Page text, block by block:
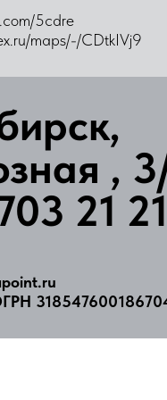
5cdre
maps/-/CDtkIVj9
,
21 21